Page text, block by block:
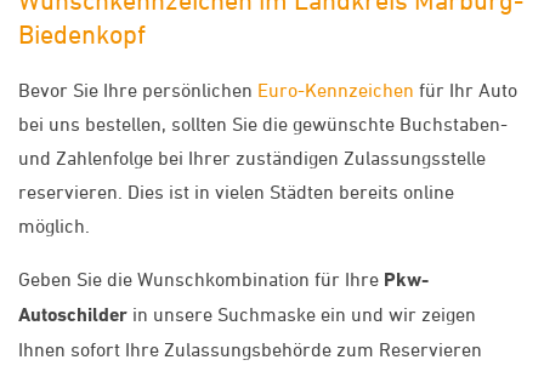
Biedenkopf
Bevor Sie Ihre persönlichen Euro-Kennzeichen für Ihr Auto
bei uns bestellen, sollten Sie die gewünschte Buchstaben-
und Zahlenfolge bei Ihrer zuständigen Zulassungsstelle
reservieren. Dies ist in vielen Städten bereits online
möglich.
Geben Sie die Wunschkombination für Ihre Pkw-
Autoschilder in unsere Suchmaske ein und wir zeigen
Ihnen sofort Ihre Zulassungsbehörde zum Reservieren